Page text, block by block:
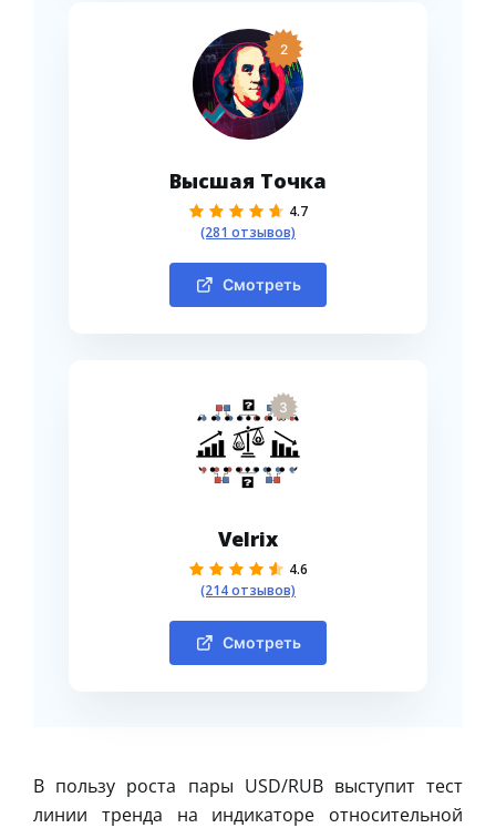
2
Высшая Точка
4.7
(281 отзывов)
Смотреть
3
Velrix
4.6
(214 отзывов)
Смотреть
В пользу роста пары USD/RUB выступит тест
линии тренда на индикаторе относительной